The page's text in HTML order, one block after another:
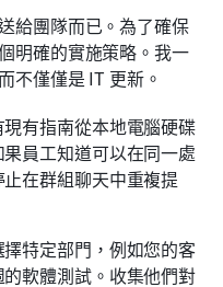
給團隊而已。為了確保
明確的實施策略。我一
不僅僅是 IT 更新。
有指南從本地電腦硬碟
員工知道可以在同一處
在群組聊天中重複提
特定部門，例如您的客
軟體測試。收集他們對